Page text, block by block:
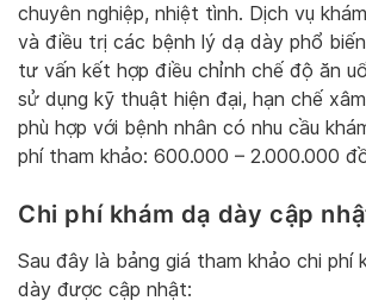
chuyên nghiệp, nhiệt tình. Dịch vụ
và điều trị các bệnh lý dạ dày phổ
tư vấn kết hợp điều chỉnh chế độ ăn
sử dụng kỹ thuật hiện đại, hạn chế
phù hợp với bệnh nhân có nhu cầu
phí tham khảo: 600.000 – 2.000.000
Chi phí khám dạ dày cập
Sau đây là bảng giá tham khảo chi phí
dày được cập nhật: